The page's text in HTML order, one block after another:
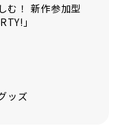
む！ 新作参加型
」
ッズ